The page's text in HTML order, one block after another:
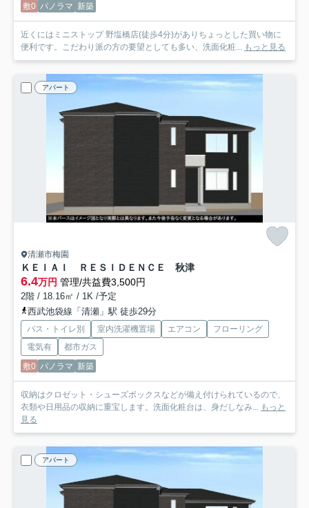
敷0 パノラマ 新築
近くにはミニストップ 野塩橋店(徒歩4分)がありちょっとした買い物に
便利です。こだわり派の方の要望としても多い、洗面化粧...
もっと見る
アパート
清瀬市梅園
ＫＥＩＡＩ ＲＥＳＩＤＥＮＣＥ 秋津
6.4万円 管理/共益費3,500円
2階 / 18.16㎡ / 1K /予定
西武池袋線「清瀬」駅 徒歩29分
バス・トイレ別 室内洗濯機置場 エアコン
フローリング
電気有
都市ガス
敷0 パノラマ 新築
収納はクロゼット・シューズボックスなどが備え付けられているので、
衣類や日用品の収納に重宝します。洗面化粧台は、身だしなみ...
もっと
見る
アパート